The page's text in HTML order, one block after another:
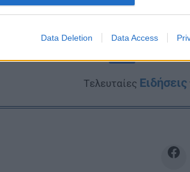
Data Deletion Data Access
Tελευταίες Ειδήσεις